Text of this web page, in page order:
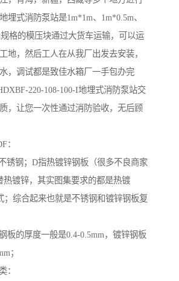
埋式消防泵站是1m*1m、1m*0.5m、
格的模压块通过大货车运输，可以运
地，然后工人在从我厂出发去安装，
，调试都是致佳水箱厂一手包办完
220-108-100-I地埋式消防泵站交
，让您一次性通过消防验收，无后顾
：
锈钢；D指热镀锌钢板（很多不良商家
热镀锌，其实图集要求的都是热镀
；综合起来也就是不锈钢和镀锌钢板复
板的厚度一般是0.4-0.5mm，镀锌钢板
；
：